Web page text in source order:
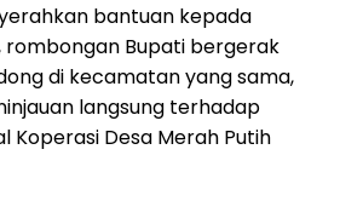
bantuan kepada
rombongan Bupati bergerak
di kecamatan yang sama,
langsung terhadap
Koperasi Desa Merah Putih